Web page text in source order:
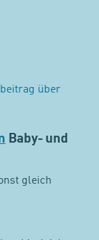
über
Baby- und
gleich